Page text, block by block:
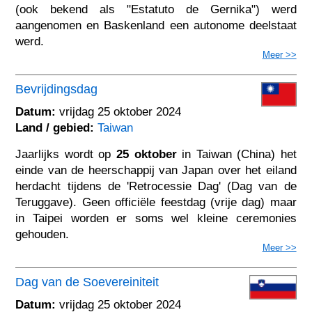
(ook bekend als "Estatuto de Gernika") werd
aangenomen en Baskenland een autonome deelstaat
werd.
Meer >>
Bevrijdingsdag
Datum: vrijdag 25 oktober 2024
Land / gebied: Taiwan
Jaarlijks wordt op 25 oktoberin Taiwan (China) het
einde van de heerschappij van Japan over het eiland
herdacht tijdens de 'Retrocessie Dag' (Dag van de
Teruggave). Geen officiële feestdag (vrije dag) maar
in Taipei worden er soms wel kleine ceremonies
gehouden.
Meer >>
Dag van de Soevereiniteit
Datum: vrijdag 25 oktober 2024